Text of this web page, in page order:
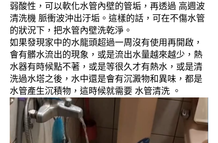
弱酸性，可以軟化水管內壁的管垢，再透過 高週波
清洗機 脈衝波沖出汙垢。這樣的話，可在不傷水管
的狀況下，把水管內壁洗乾淨。
如果發現家中的水龍頭超過一周沒有使用再開啟，
會有髒水流出的現象，或是流出水量越來越少，熱
水器有時候點不著，或是等很久才有熱水，或是清
洗過水塔之後，水中還是會有沉澱物和異味，都是
水管產生沉積物，這時候就需要 水管清洗 。